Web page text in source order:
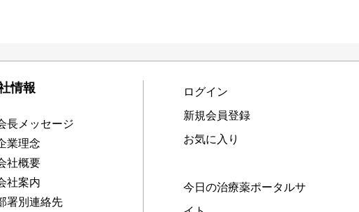
情報
長メッセージ
業理念
社概要
社案内
署別連絡先
ログイン
新規会員登録
お気に入り
今日の治療薬ポータルサ